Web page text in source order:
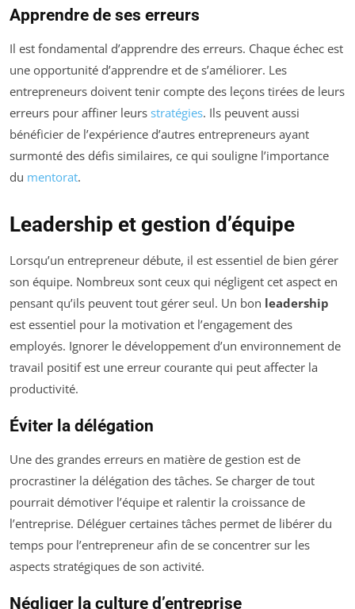
Apprendre de ses erreurs
Il est fondamental d’apprendre des erreurs. Chaque échec est
une opportunité d’apprendre et de s’améliorer. Les
entrepreneurs doivent tenir compte des leçons tirées de leurs
erreurs pour affiner leurs stratégies. Ils peuvent aussi
bénéficier de l’expérience d’autres entrepreneurs ayant
surmonté des défis similaires, ce qui souligne l’importance
du mentorat.
Leadership et gestion d’équipe
Lorsqu’un entrepreneur débute, il est essentiel de bien gérer
son équipe. Nombreux sont ceux qui négligent cet aspect en
pensant qu’ils peuvent tout gérer seul. Un bon leadership
est essentiel pour la motivation et l’engagement des
employés. Ignorer le développement d’un environnement de
travail positif est une erreur courante qui peut affecter la
productivité.
Éviter la délégation
Une des grandes erreurs en matière de gestion est de
procrastiner la délégation des tâches. Se charger de tout
pourrait démotiver l’équipe et ralentir la croissance de
l’entreprise. Déléguer certaines tâches permet de libérer du
temps pour l’entrepreneur afin de se concentrer sur les
aspects stratégiques de son activité.
Négliger la culture d’entreprise